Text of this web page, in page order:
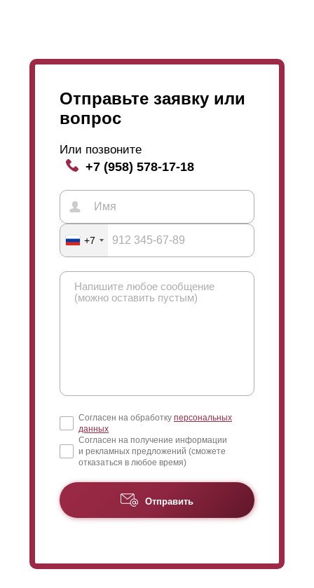
Отправьте заявку или
вопрос
Или позвоните
+7 (958) 578-17-18
+7
Согласен на обработку персональных
данных
Согласен на получение информации
и рекламных предложений (сможете
отказаться в любое время)
Отправить